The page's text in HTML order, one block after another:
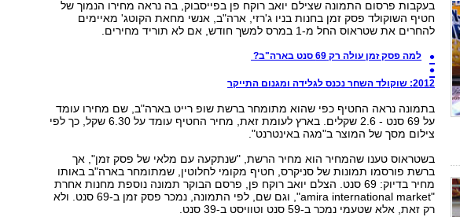
בעקבות פרסום התמונה שצילם יואב רוקח פן בפייסבוק, בה נראה מחירו הנמוך של
חטיף השוקולד פסק זמן בחנות בניו ג'רזי, ארה"ב, אנשי מחאת הקוטג' מאיימים
להחרים את שטראוס החל מ-1 במרס למשך חודש, אם לא תוריד מחירים.
למה פסק זמן עולה רק 69 סנט בארה"ב?
2012: שוקולד השחר נכנס לגלידה ומגנום התייקר
בתמונה נראה החטיף כפי שהוא מתומחר ברשת שופ רייט בארה"ב, שם מחירו עומד
על 69 סנט - 2.6 שקלים. בארץ לעומת זאת, מחיר החטיף עומד על 6.30 שקל, כך לפי
צילום מסך של המוצר ב"מגה באינטרנט".
בשטראוס טענו שהמחיר הוא מחיר הרשת, "שנתקעה עם מלאי של פסק זמן", אך
ברשת פורסמו תמונות של סניקרס, חטיף מקומי לחלוטין, שמתומחר בארה"ב באותו
מחיר בדיוק: 69 סנט. הצלם יואב רוקח פן, פרסם הבוקר תמונה נוספת מחנות אחרת
"amira international market", וגם שם, לפי התמונה, נמכר פסק זמן ב-69 סנט. ולא
רק זאת, אלא שטעמי נמכר ב-59 סנט וטוויסט ב-39 סנט.